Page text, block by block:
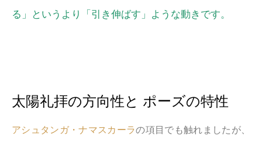
る」というより「引き伸ばす」ような動きです。
太陽礼拝の方向性と ポーズの特性
アシュタンガ・ナマスカーラの項目でも触れましたが、